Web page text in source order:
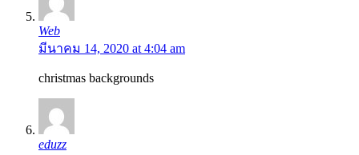
Web
มีนาคม 14, 2020 at 4:04 am
christmas backgrounds
eduzz